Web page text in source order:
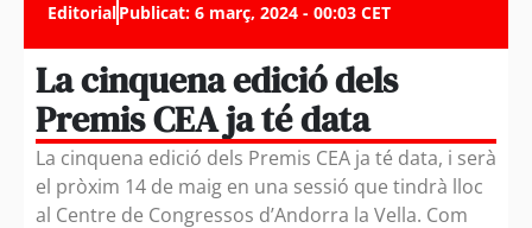
EditorialPublicat: 6 març, 2024 - 00:03 CET
La cinquena edició dels
Premis CEA ja té data
La cinquena edició dels Premis CEA ja té data, i serà
el pròxim 14 de maig en una sessió que tindrà lloc
al Centre de Congressos d’Andorra la Vella. Com